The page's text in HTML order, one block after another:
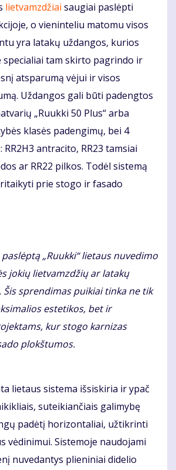
lietvamzdžiai saugiai paslėpti
o vieninteliu matomu visos
yra latakų uždangos, kurios
tam skirto pagrindo ir
atsparumą vėjui ir visos
Uždangos gali būti padengtos
„Ruukki 50 Plus“ arba
klasės padengimų, bei 4
antracito, RR23 tamsiai
ar RR22 pilkos. Todėl sistemą
prie stogo ir fasado
„Ruukki“ lietaus nuvedimo
jokių lietvamzdžių ar latakų
Šis sprendimas puikiai tinka ne tik
estetikos, bet ir
kur stogo karnizas
plokštumos.
lietaus sistema išsiskiria ir ypač
suteikiančiais galimybę
padėtį horizontaliai, užtikrinti
vėdinimui. Sistemoje naudojami
nuvedantys plieniniai didelio